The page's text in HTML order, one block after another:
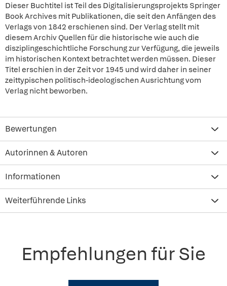
Dieser Buchtitel ist Teil des Digitalisierungsprojekts Springer
Book Archives mit Publikationen, die seit den Anfängen des
Verlags von 1842 erschienen sind. Der Verlag stellt mit
diesem Archiv Quellen für die historische wie auch die
disziplingeschichtliche Forschung zur Verfügung, die jeweils
im historischen Kontext betrachtet werden müssen. Dieser
Titel erschien in der Zeit vor 1945 und wird daher in seiner
zeittypischen politisch-ideologischen Ausrichtung vom
Verlag nicht beworben.
Bewertungen
Autorinnen & Autoren
Informationen
Weiterführende Links
Empfehlungen für Sie